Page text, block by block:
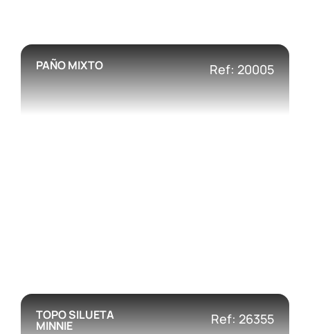
PAÑO MIXTO Ref: 20005
TOPO SILUETA
MINNIE Ref: 26355